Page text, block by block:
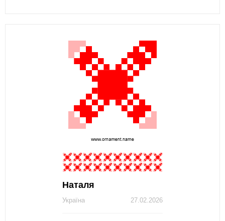
Наталя
27.02.2026
Україна